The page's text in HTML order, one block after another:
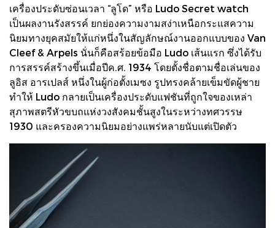
เครื่องประดับซ่อนเวลา “ลูโด” หรือ Ludo Secret watch
เป็นผลงานรังสรรค์ ยกย่องความงามสง่าเหนือกระแสความ
นิยมทางยุคสมัยให้แก่หนึ่งในสัญลักษณ์งานออกแบบของ Van
Cleef & Arpels นั่นก็คือสร้อยข้อมือ Ludo เส้นแรก ซึ่งได้รับ
การสรรค์สร้างขึ้นเมื่อปีค.ศ. 1934 โดยตั้งชื่อตามชื่อเล่นของ
ลูอิส อารเปลส์ หนึ่งในผู้ก่อตั้งเมซง รูปทรงคล้ายเข็มขัดผู้ชาย
ทำให้ Ludo กลายเป็นเครื่องประดับแฟชันที่ถูกใจของเหล่า
สุภาพสตรีหัวขบถแห่งวงสังคมชั้นสูงในระหว่างทศวรรษ
1930 และครองความนิยมอย่างแพร่หลายนับแต่เปิดตัว